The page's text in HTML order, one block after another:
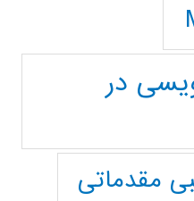
در
مقدماتی